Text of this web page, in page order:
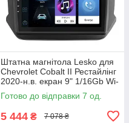
Штатна магнітола Lesko для
Chevrolet Cobalt II Рестайлінг
2020-н.в. екран 9" 1/16Gb Wi-
Fi GPS Base 7 шт.
Готово до відправки 7 од.
5 444 ₴ 7 078 ₴